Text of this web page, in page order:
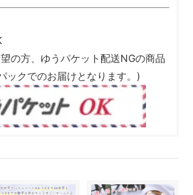
の方、ゆうパケット配送NGの商品
ックでのお届けとなります。)